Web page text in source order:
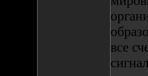
все